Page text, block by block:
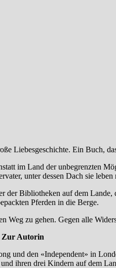
Liebesgeschichte. Ein Buch,
im Land der unbegrenzten
unter dessen Dach sie leben
der Bibliotheken auf dem
Pferden in die Berge.
Weg zu gehen. Gegen alle
Zur Autorin
den «Independent» in
ihren drei Kindern auf dem